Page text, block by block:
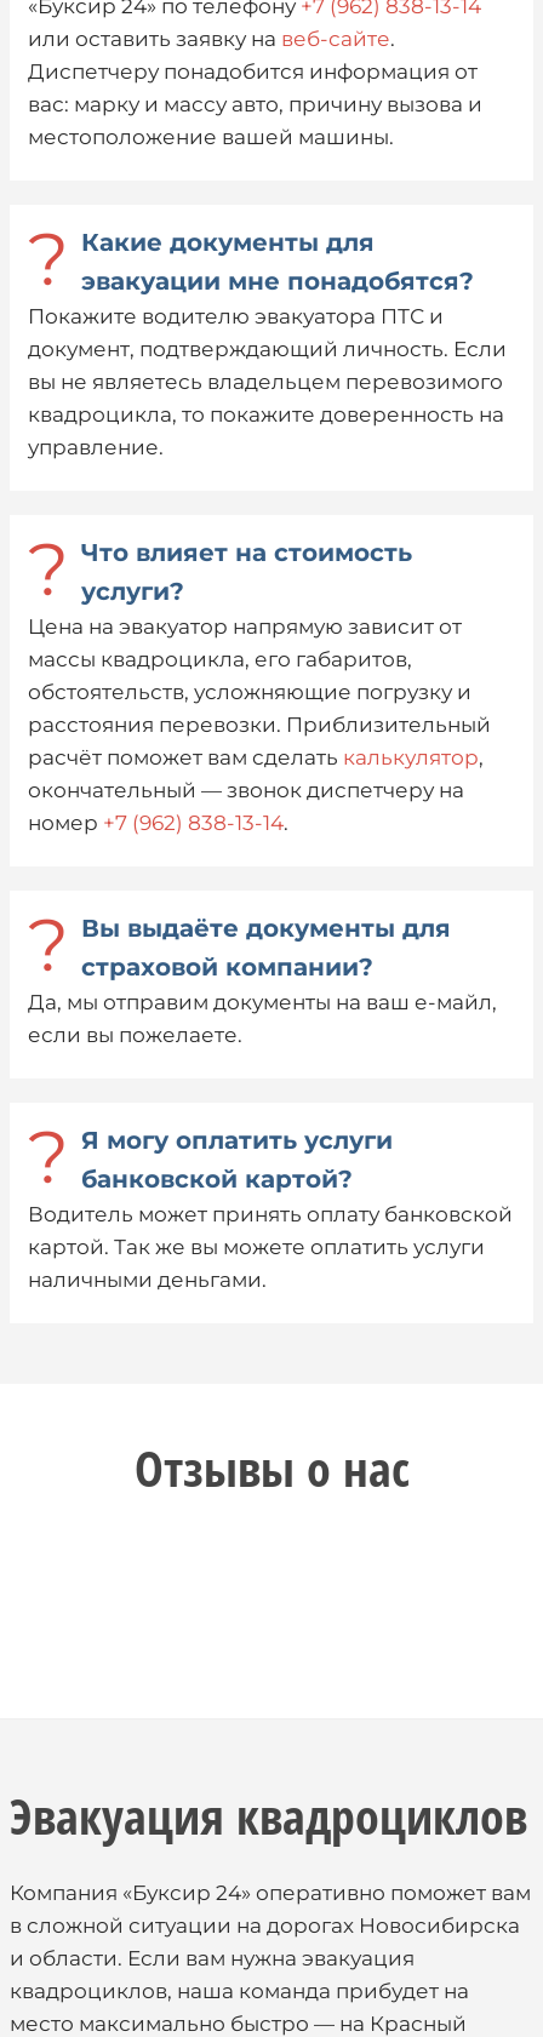
«Буксир 24» по телефону +7 (962) 838-13-14
или оставить заявку на веб-сайте.
Диспетчеру понадобится информация от
вас: марку и массу авто, причину вызова и
местоположение вашей машины.
?
Какие документы для
эвакуации мне понадобятся?
Покажите водителю эвакуатора ПТС и
документ, подтверждающий личность. Если
вы не являетесь владельцем перевозимого
квадроцикла, то покажите доверенность на
управление.
? Что влияет на стоимость
услуги?
Цена на эвакуатор напрямую зависит от
массы квадроцикла, его габаритов,
обстоятельств, усложняющие погрузку и
расстояния перевозки. Приблизительный
расчёт поможет вам сделать калькулятор,
окончательный — звонок диспетчеру на
номер +7 (962) 838-13-14.
?
Вы выдаёте документы для
страховой компании?
Да, мы отправим документы на ваш е-майл,
если вы пожелаете.
? Я могу оплатить услуги
банковской картой?
Водитель может принять оплату банковской
картой. Так же вы можете оплатить услуги
наличными деньгами.
Отзывы о нас
Эвакуация квадроциклов
Компания «Буксир 24» оперативно поможет вам
в сложной ситуации на дорогах Новосибирска
и области. Если вам нужна эвакуация
квадроциклов, наша команда прибудет на
место максимально быстро — на Красный